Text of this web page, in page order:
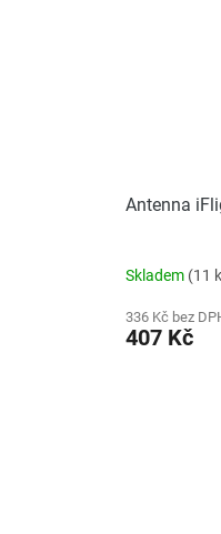
Antenna
Skladem (11
336 Kč bez
407 Kč